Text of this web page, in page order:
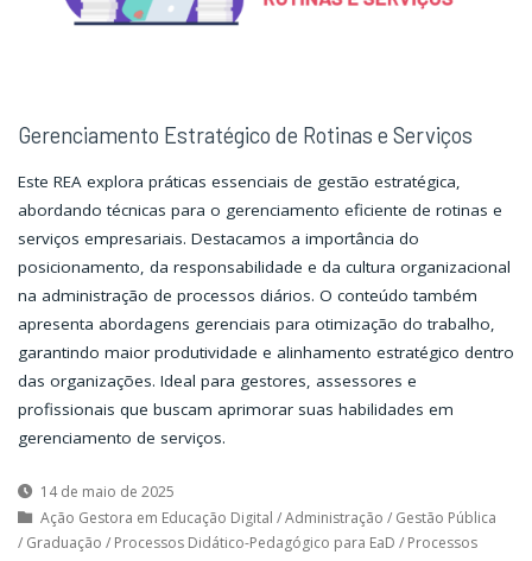
Gerenciamento Estratégico de Rotinas e Serviços
Este REA explora práticas essenciais de gestão estratégica,
abordando técnicas para o gerenciamento eficiente de rotinas e
serviços empresariais. Destacamos a importância do
posicionamento, da responsabilidade e da cultura organizacional
na administração de processos diários. O conteúdo também
apresenta abordagens gerenciais para otimização do trabalho,
garantindo maior produtividade e alinhamento estratégico dentro
das organizações. Ideal para gestores, assessores e
profissionais que buscam aprimorar suas habilidades em
gerenciamento de serviços.
14 de maio de 2025
Ação Gestora em Educação Digital /Administração / Gestão Pública
/ Graduação / Processos Didático-Pedagógico para EaD / Processos